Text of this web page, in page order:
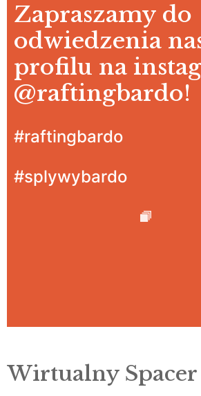
Zapraszamy do
odwiedzenia
profilu na
@raftingbardo!
#raftingbardo
#splywybardo
Wirtualny Spacer